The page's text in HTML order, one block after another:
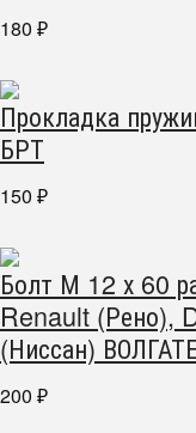
180 ₽
Прокладка
БРТ
150 ₽
Болт М 12 х 60
Renault (Рено),
(Ниссан)
200 ₽